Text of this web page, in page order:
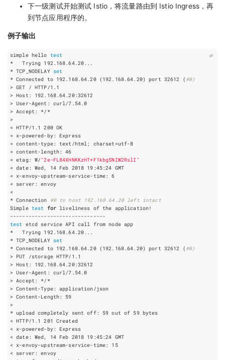
下一级测试开始测试 Istio，将流量路由到 Istio Ingress，再
到节点应用程序的。
例子输出
simple hello test
* TCP_NODELAY set
* Connected to 192.168.64.20 (192.168.64.20) port 32612 (#0)
> Accept: */*
< HTTP/1.1 200
< content-type: text/html; charset =
< content-length: 46
< etag: W/"2e-FL84XHNKKzHT+F1kbgSNIW2RslI"
< date: Wed,
14 Feb 2018
< x-envoy-upstream-service-time: 6
< server: envoy
* Connection
#0 to host 192.168.64.20 left intact
Simple test for
test
* TCP_NODELAY set
* Connected to 192.168.64.20 (192.168.64.20) port 32612 (#0)
> Accept: */*
> Content-Length: 59
* upload completely sent off: 59 out of 59
< HTTP/1.1 201
< date: Wed,
14 Feb 2018
< x-envoy-upstream-service-time: 15
< server: envoy